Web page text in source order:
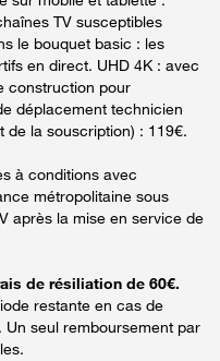
TV susceptibles
le bouquet basic : les
en direct. UHD 4K : avec
construction pour
déplacement technicien
de la souscription) : 119€.
à conditions avec
métropolitaine sous
après la mise en service de
de résiliation de 60€.
restante en cas de
seul remboursement par